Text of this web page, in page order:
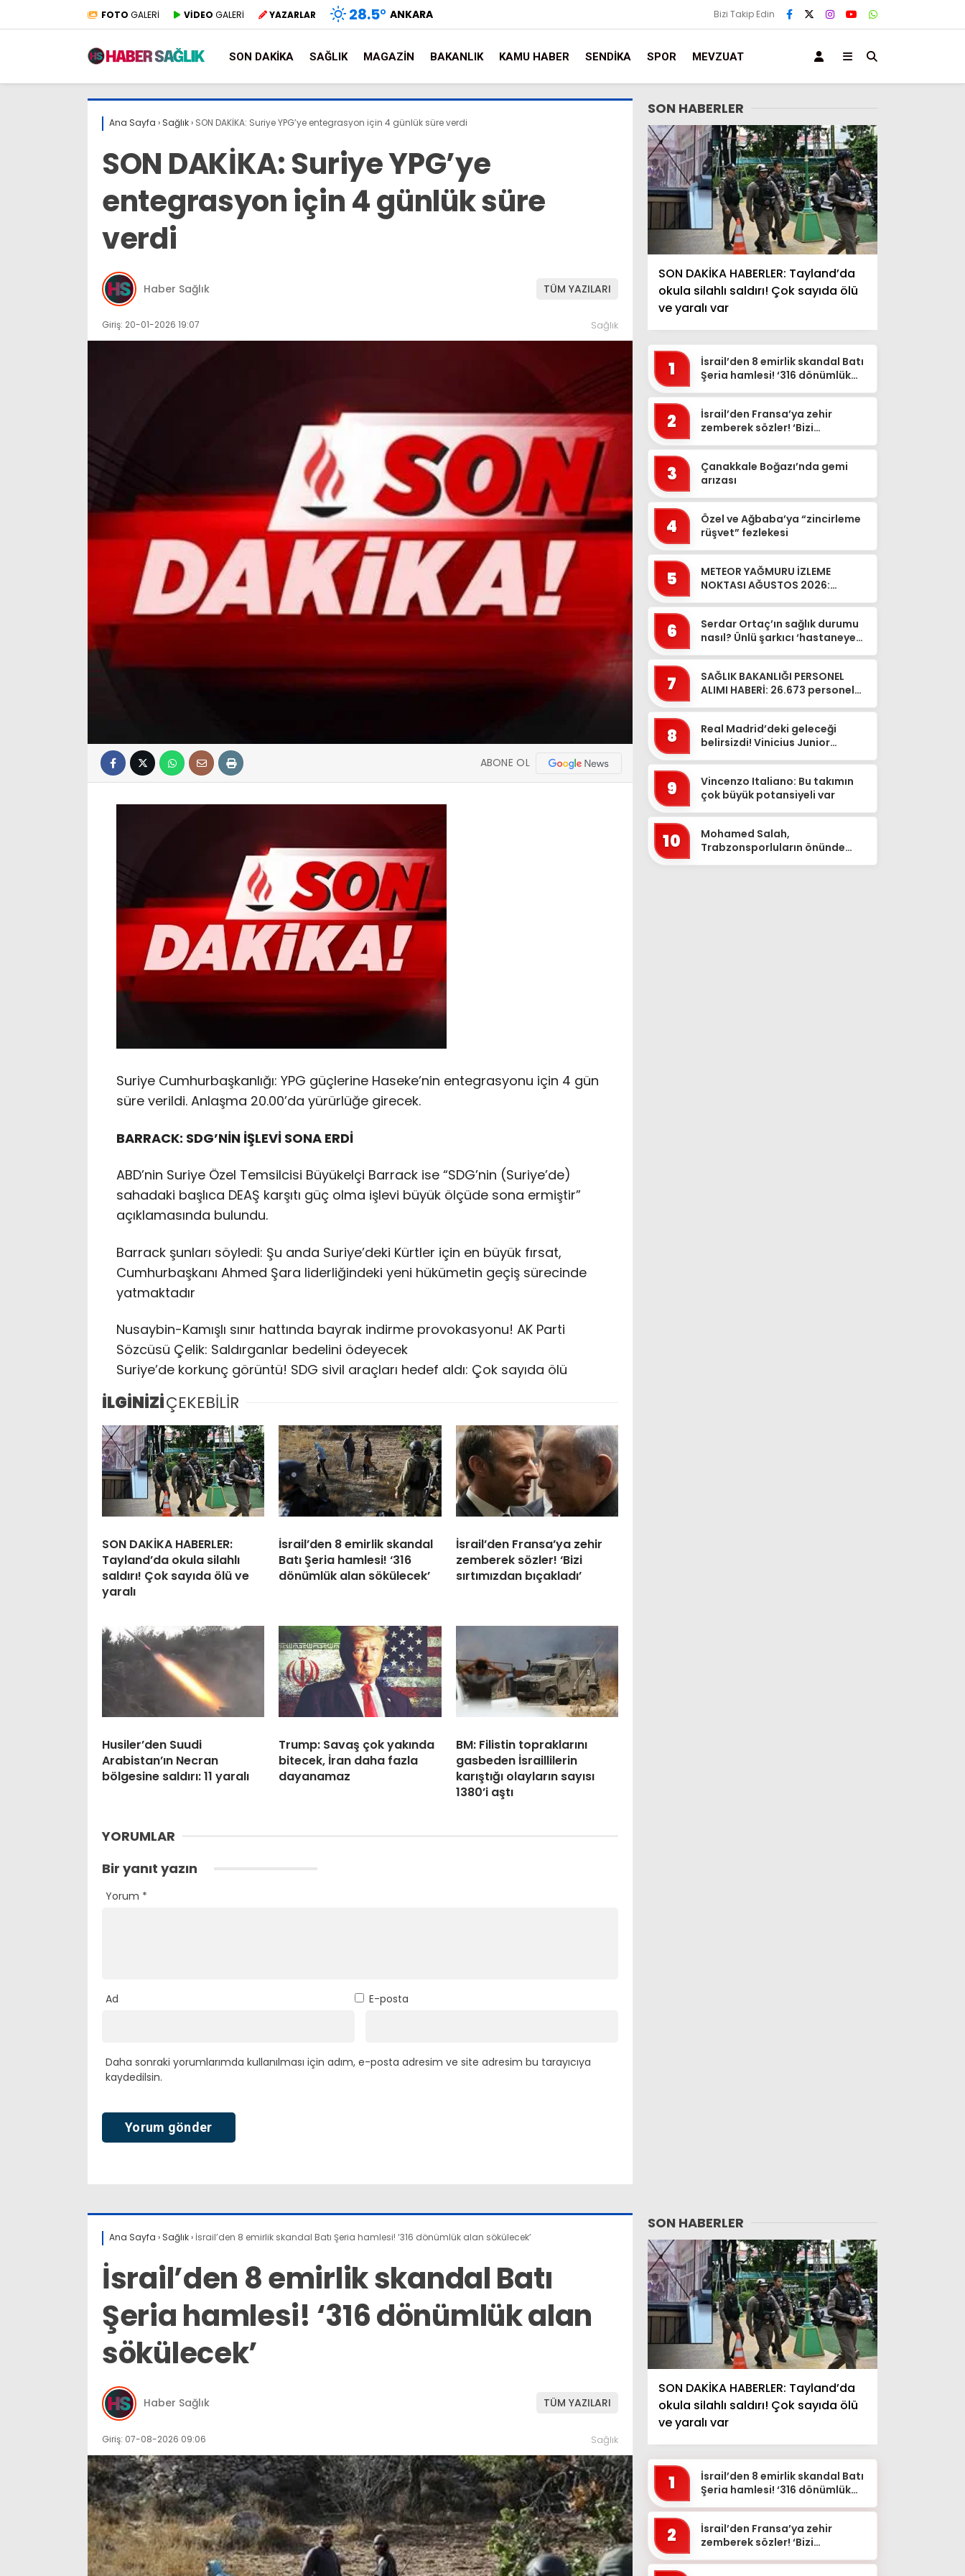
FOTO GALERİ VİDEO GALERİ YAZARLAR 28.5° ANKARA Bizi Takip Edin
SON DAKIKA SAĞLIK MAGAZIN BAKANLIK KAMU HABER SENDIKA SPOR MEVZUAT
Ana Sayfa › Sağlık› SON DAKİKA: Suriye YPG’ye entegrasyon için 4 günlük süre verdi
SON DAKİKA: Suriye YPG’ye
entegrasyon için 4 günlük süre
verdi
Haber Sağlık TÜM YAZILARI
Giriş: 20-01-2026 19:07 Sağlık
ABONE OL
Suriye Cumhurbaşkanlığı: YPG güçlerine Haseke’nin entegrasyonu için 4 gün
süre verildi. Anlaşma 20.00’da yürürlüğe girecek.
BARRACK: SDG’NİN İŞLEVİ SONA ERDİ
ABD’nin Suriye Özel Temsilcisi Büyükelçi Barrack ise “SDG’nin (Suriye’de)
sahadaki başlıca DEAŞ karşıtı güç olma işlevi büyük ölçüde sona ermiştir”
açıklamasında bulundu.
Barrack şunları söyledi: Şu anda Suriye’deki Kürtler için en büyük fırsat,
Cumhurbaşkanı Ahmed Şara liderliğindeki yeni hükümetin geçiş sürecinde
yatmaktadır
Nusaybin-Kamışlı sınır hattında bayrak indirme provokasyonu! AK Parti
Sözcüsü Çelik: Saldırganlar bedelini ödeyecek
Suriye’de korkunç görüntü! SDG sivil araçları hedef aldı: Çok sayıda ölü
İLGİNİZİÇEKEBİLİR
SON DAKİKA HABERLER:
Tayland’da okula silahlı
saldırı! Çok sayıda ölü ve
yaralı
İsrail’den 8 emirlik skandal
Batı Şeria hamlesi! ‘316
dönümlük alan sökülecek’
İsrail’den Fransa’ya zehir
zemberek sözler! ‘Bizi
sırtımızdan bıçakladı’
Husiler’den Suudi
Arabistan’ın Necran
bölgesine saldırı: 11 yaralı
Trump: Savaş çok yakında
bitecek, İran daha fazla
dayanamaz
BM: Filistin topraklarını
gasbeden İsraillilerin
karıştığı olayların sayısı
1380’i aştı
YORUMLAR
Bir yanıt yazın
Yorum *
Ad E-posta
Daha sonraki yorumlarımda kullanılması için adım, e-posta adresim ve site adresim bu tarayıcıya
kaydedilsin.
SON HABERLER
SON DAKİKA HABERLER: Tayland’da
okula silahlı saldırı! Çok sayıda ölü
ve yaralı var
1
İsrail’den 8 emirlik skandal Batı
Şeria hamlesi! ‘316 dönümlük
2
İsrail’den Fransa’ya zehir
zemberek sözler! ‘Bizi
3
Çanakkale Boğazı’nda gemi
arızası
4
Özel ve Ağbaba’ya “zincirleme
rüşvet” fezlekesi
5
METEOR YAĞMURU İZLEME
NOKTASI AĞUSTOS 2026:
mi? Çıpl...
6
Serdar Ortaç’ın sağlık durumu
nasıl? Ünlü şarkıcı ‘hastaneye
7
SAĞLIK BAKANLIĞI PERSONEL
ALIMI HABERİ: 26.673 personel
pe...
8
Real Madrid’deki geleceği
belirsizdi! Vinicius Junior
9
Vincenzo Italiano: Bu takımın
çok büyük potansiyeli var
10
Mohamed Salah,
Trabzonsporluların önünde
Ana Sayfa › Sağlık› İsrail’den 8 emirlik skandal Batı Şeria hamlesi! ‘316 dönümlük alan sökülecek’
İsrail’den 8 emirlik skandal Batı
Şeria hamlesi! ‘316 dönümlük alan
sökülecek’
Haber Sağlık TÜM YAZILARI
Giriş: 07-08-2026 09:06 Sağlık
SON HABERLER
SON DAKİKA HABERLER: Tayland’da
okula silahlı saldırı! Çok sayıda ölü
ve yaralı var
1
İsrail’den 8 emirlik skandal Batı
Şeria hamlesi! ‘316 dönümlük
2
İsrail’den Fransa’ya zehir
zemberek sözler! ‘Bizi